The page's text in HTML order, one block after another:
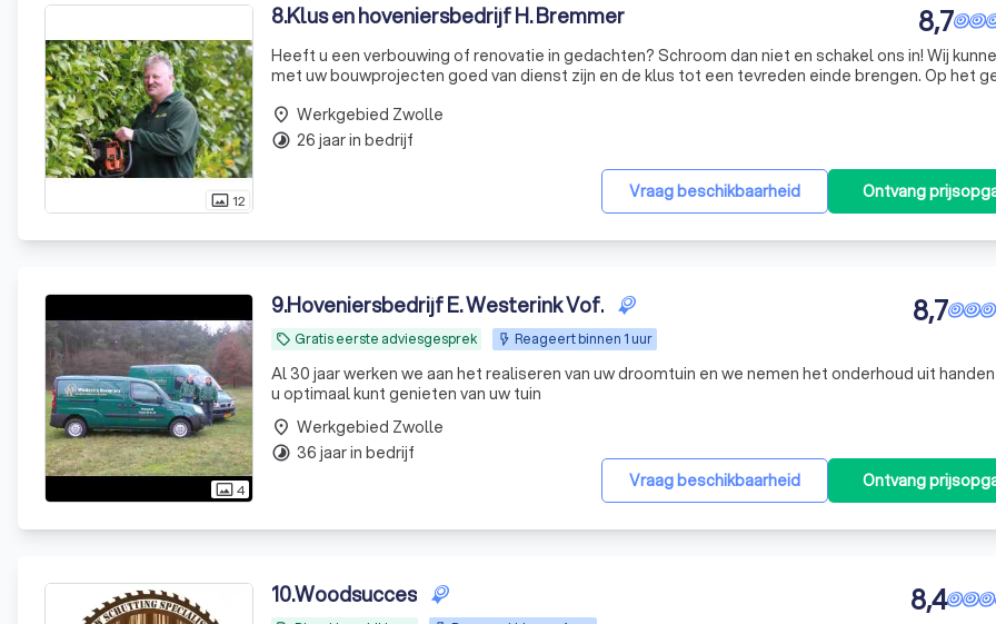
photo_size_select_actual 12
8.Klus en hoveniersbedrijf H. Bremmer 8,7
Heeft u een verbouwing of renovatie in gedachten? Schroom dan niet en schakel ons in! Wij
met uw bouwprojecten goed van dienst zijn en de klus tot een tevreden einde brengen. Op het gebied
Vraag beschikbaarheid Ontvang
place Werkgebied Zwolle
timelapse 26 jaar in bedrijf
photo_size_select_actual4
9.Hoveniersbedrijf E. Westerink Vof.
local_offer Gratis eerste adviesgesprek Reageert binnen 1 uur
8,7
Al 30 jaar werken we aan het realiseren van uw droomtuin en we nemen het onderhoud uit
u optimaal kunt genieten van uw tuin
Vraag beschikbaarheid Ontvang
place Werkgebied Zwolle
timelapse 36 jaar in bedrijf
10.Woodsucces 8,4